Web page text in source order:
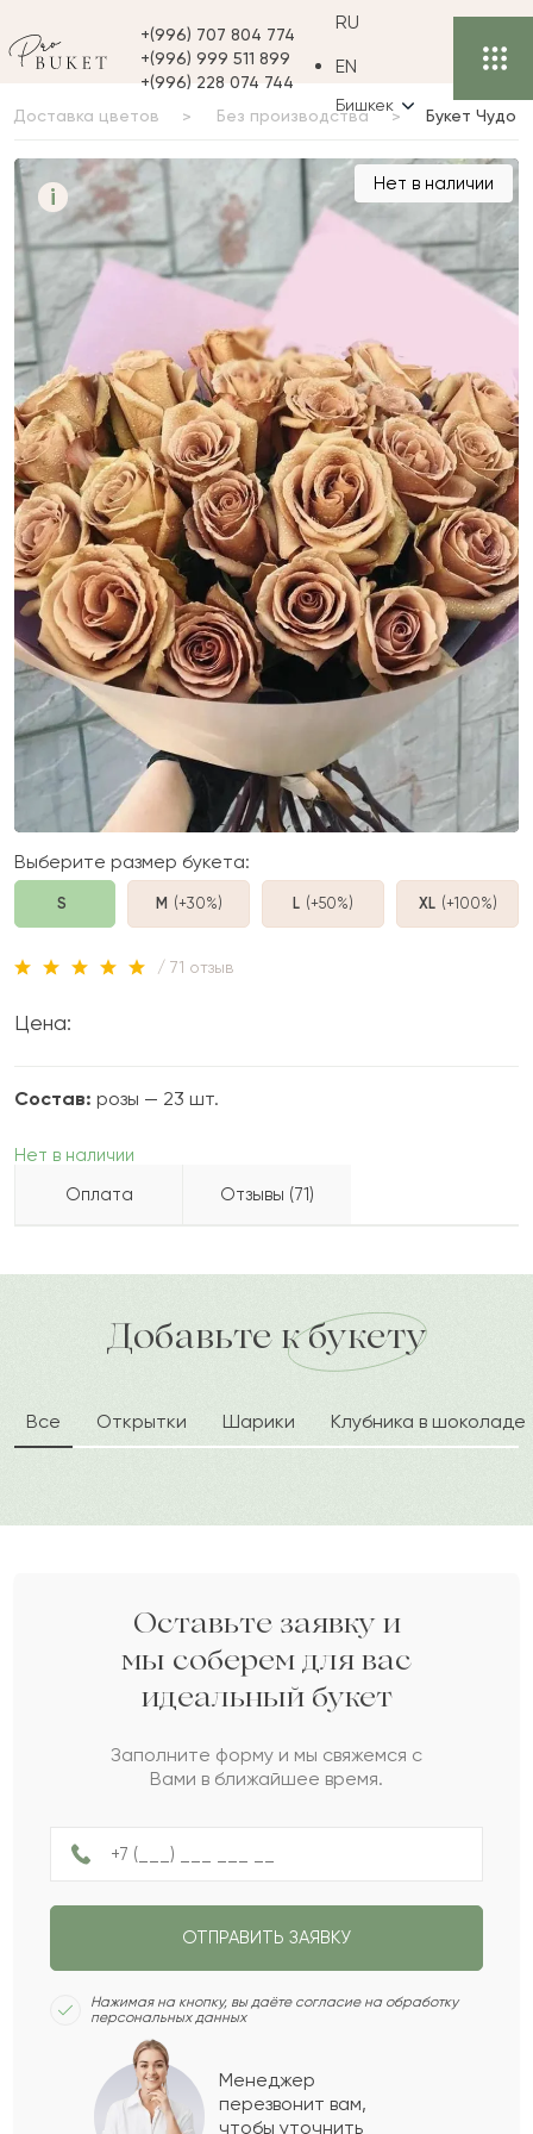
+(996) 707 804 774
+(996) 999 511 899
+(996) 228 074 744
RU
EN
Бишкек
Доставка цветов Без производства Букет Чудо
i Букет Чудо Нет в наличии
Выберите размер букета:
S M (+30%) L (+50%) XL (+100%)
/ 71 отзыв
Цена:
Состав: розы — 23 шт.
Нет в наличии
Оплата
Отзывы (71)
доставка по городу в течение часа
Ш 2022-08-17
Ширингуль
2022-06-19
Б 2022-05-20
Борис
П 2022-03-28
Пересвет
2022-02-24
Замира
2022-02-17
Гюзель
Жанша
А Аскар
Шырын
Показать еще
Добавьте к букету
Все Открытки Шарики Клубника в шоколаде
Оставьте заявку и
мы соберем для вас
идеальный букет
Заполните форму и мы свяжемся с
Вами в ближайшее время.
ОТПРАВИТЬ ЗАЯВКУ
Нажимая на кнопку, вы даёте согласие на обработку
персональных данных
Менеджер
перезвонит вам,
чтобы уточнить